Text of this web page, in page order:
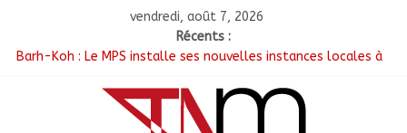
vendredi, août 7, 2026
Récents :
Barh-Koh : Le MPS installe ses nouvelles instances locales à
Borkou : Recrudescence des braquages sur l’axe Faya-Kalaït
N’Djamena : Le maire intensifie le suivi des chantiers